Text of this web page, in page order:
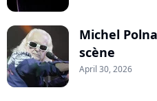
Michel
scène
April 30, 2026